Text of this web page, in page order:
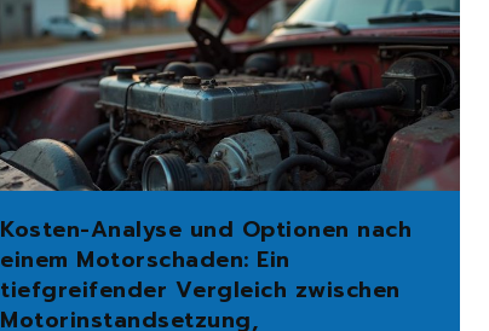
Kosten-Analyse und Optionen nach
einem Motorschaden: Ein
tiefgreifender Vergleich zwischen
Motorinstandsetzung,